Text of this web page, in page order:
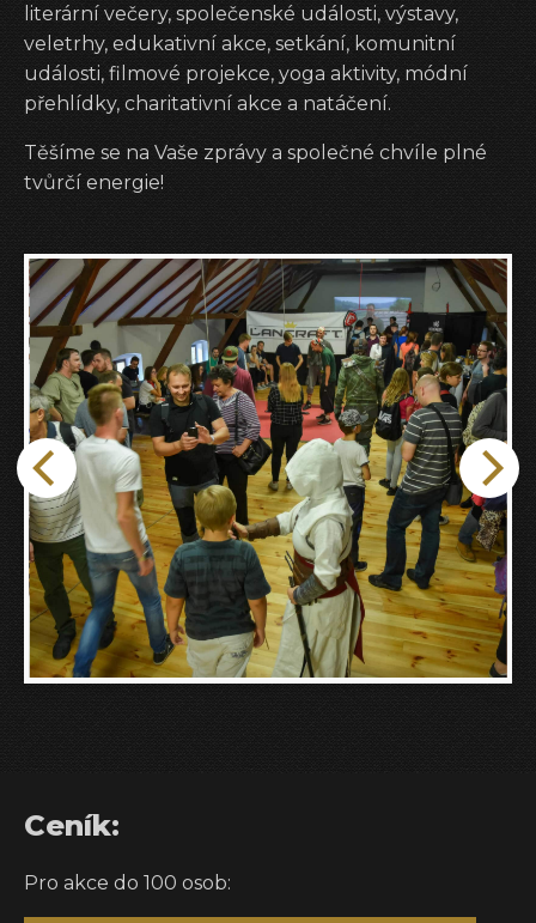
literární večery, společenské události, výstavy,
veletrhy, edukativní akce, setkání, komunitní
události, filmové projekce, yoga aktivity, módní
přehlídky, charitativní akce a natáčení.
Těšíme se na Vaše zprávy a společné chvíle plné
tvůrčí energie!
Ceník:
Pro akce do 100 osob: